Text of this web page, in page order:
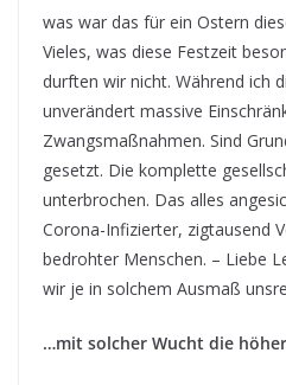
was war das für ein Ostern
Vieles, was diese Festzeit
durften wir nicht. Während ich
unverändert massive
Zwangsmaßnahmen. Sind
gesetzt. Die komplette
unterbrochen. Das alles
Corona-Infizierter, zigtausend
bedrohter Menschen. – Liebe
wir je in solchem Ausmaß
…mit solcher Wucht die